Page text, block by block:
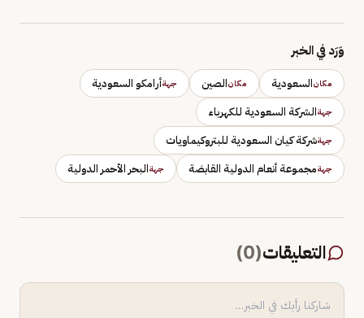
وَرَد في الخبر
مكانالسعودية مكانالصين جهةأرامكو السعودية
جهةالشركة السعودية للكهرباء
جهةشركة كيان السعودية للبتروكيماويات
جهةمجموعة أنعام الدولية القابضة جهةالبحر الأحمر الدولية
التعليقات(
0
)